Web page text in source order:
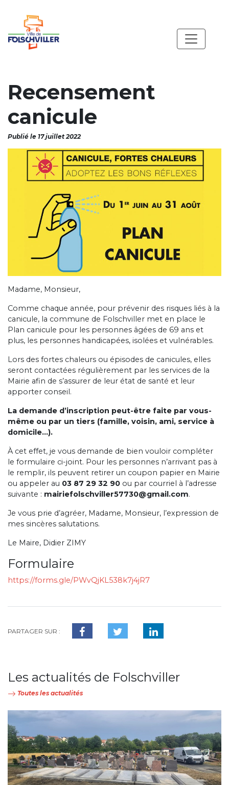
Recensement
canicule
Publié le 17 juillet 2022
Madame, Monsieur,
Comme chaque année, pour prévenir des risques liés à la
canicule, la commune de Folschviller met en place le
Plan canicule pour les personnes âgées de 69 ans et
plus, les personnes handicapées, isolées et vulnérables.
Lors des fortes chaleurs ou épisodes de canicules, elles
seront contactées régulièrement par les services de la
Mairie afin de s’assurer de leur état de santé et leur
apporter conseil.
La demande d’inscription peut-être faite par vous-
même ou par un tiers (famille, voisin, ami, service à
domicile…).
À cet effet, je vous demande de bien vouloir compléter
le formulaire ci-joint. Pour les personnes n’arrivant pas à
le remplir, ils peuvent retirer un coupon papier en Mairie
ou appeler au 03 87 29 32 90 ou par courriel à l’adresse
suivante : mairiefolschviller57730@gmail.com.
Je vous prie d’agréer, Madame, Monsieur, l’expression de
mes sincères salutations.
Le Maire, Didier ZIMY
Formulaire
https://forms.gle/PWvQjKL538k7j4jR7
PARTAGER SUR :
Les actualités de Folschviller
Toutes les actualités